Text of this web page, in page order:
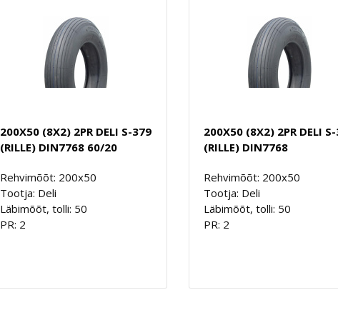
200X50 (8X2) 2PR DELI S-379
(RILLE) DIN7768 60/20
Rehvimõõt: 200x50
Tootja: Deli
Läbimõõt, tolli: 50
PR: 2
200X50 (8X2) 2PR DELI
(RILLE) DIN7768
Rehvimõõt: 200x50
Tootja: Deli
Läbimõõt, tolli: 50
PR: 2